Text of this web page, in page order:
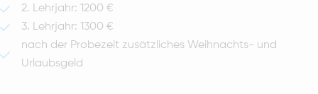
2. Lehrjahr: 1200 €
3. Lehrjahr: 1300 €
nach der Probezeit zusätzliches Weihnachts- und
Urlaubsgeld